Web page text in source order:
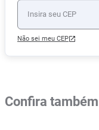
Não sei meu CEP
Confira também